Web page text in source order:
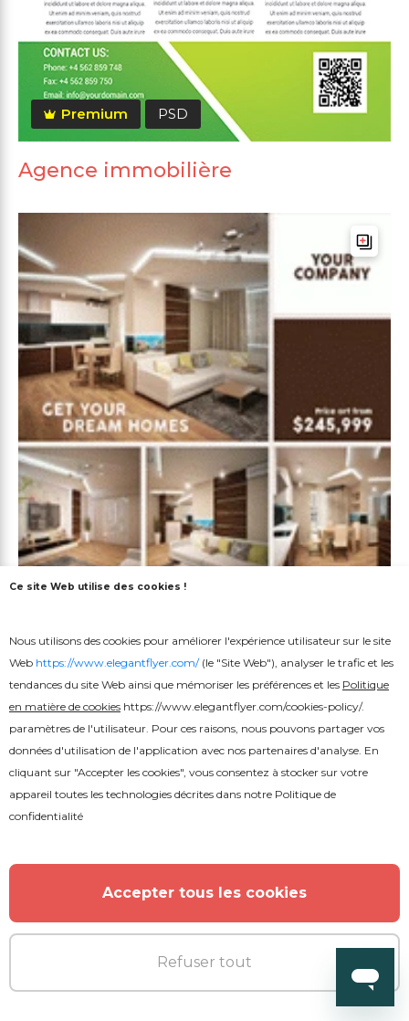
Premium PSD
Agence immobilière
Gratuit PSD
Immobilier
Ce site Web utilise des cookies !
Nous utilisons des cookies pour améliorer l'expérience utilisateur sur le site
Web https://www.elegantflyer.com/(le "Site Web"), analyser le trafic et les
tendances du site Web ainsi que mémoriser les préférences et les Politique
en matière de cookies https://www.elegantflyer.com/cookies-policy/.
paramètres de l'utilisateur. Pour ces raisons, nous pouvons partager vos
données d'utilisation de l'application avec nos partenaires d'analyse. En
cliquant sur "Accepter les cookies", vous consentez à stocker sur votre
appareil toutes les technologies décrites dans notre Politique de
confidentialité
Accepter tous les cookies
Refuser tout